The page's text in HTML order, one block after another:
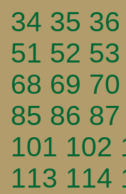
34 35 36
51 52 53
68 69 70
85 86 87
101 102
113 114